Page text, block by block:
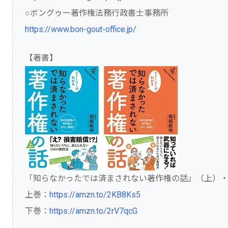
○ボングゥー著作権法務行政書士事務所
https://www.bon-gout-office.jp/
【著書】
「知らなかったでは済まされない著作権の話」（上）
上巻： https://amzn.to/2KB8Ks5
下巻： https://amzn.to/2rV7qcG